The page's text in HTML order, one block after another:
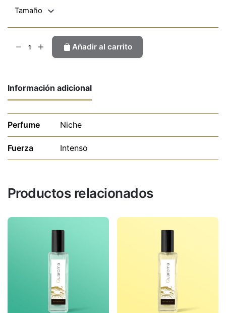
Tamaño
Añadir al carrito
Información adicional
Perfume Niche
Fuerza Intenso
Productos relacionados